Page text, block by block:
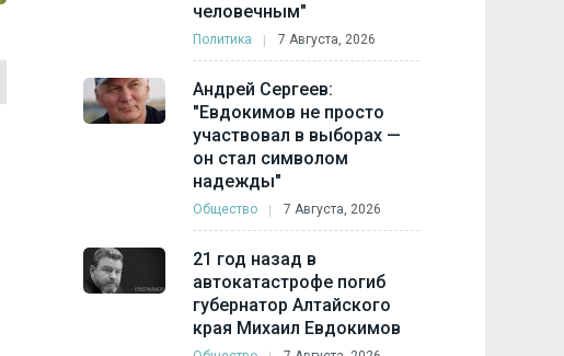
человечным"
Политика 7 Августа, 2026
Андрей Сергеев:
"Евдокимов не просто
участвовал в выборах —
он стал символом
надежды"
Общество 7 Августа, 2026
21 год назад в
автокатастрофе погиб
губернатор Алтайского
края Михаил Евдокимов